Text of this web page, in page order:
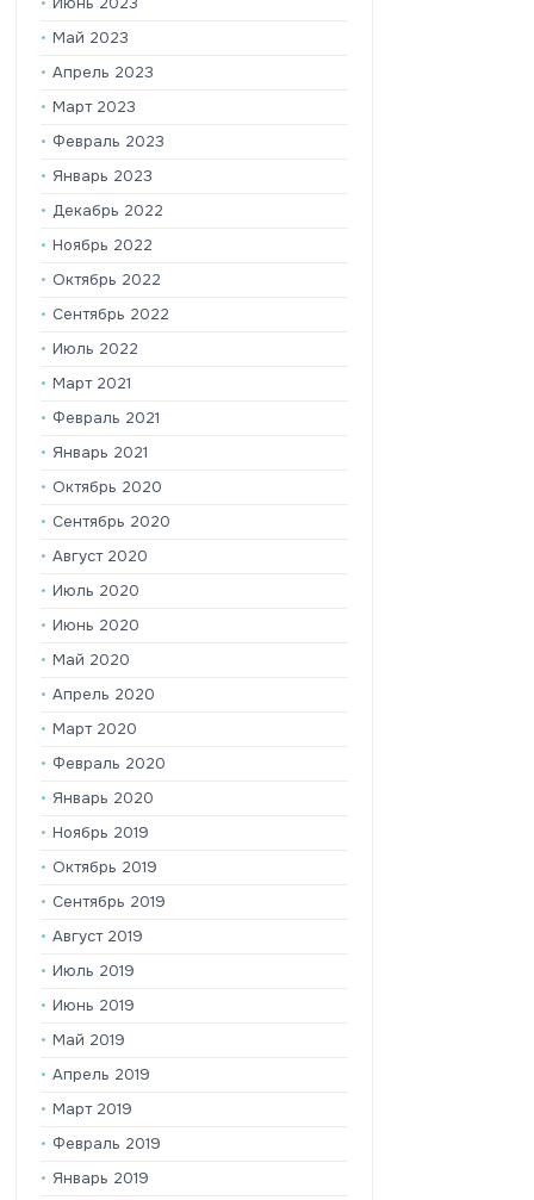
Май 2023
Апрель 2023
Март 2023
Февраль 2023
Январь 2023
Декабрь 2022
Ноябрь 2022
Октябрь 2022
Сентябрь 2022
Июль 2022
Март 2021
Февраль 2021
Январь 2021
Октябрь 2020
Сентябрь 2020
Август 2020
Июль 2020
Июнь 2020
Май 2020
Апрель 2020
Март 2020
Февраль 2020
Январь 2020
Ноябрь 2019
Октябрь 2019
Сентябрь 2019
Август 2019
Июль 2019
Июнь 2019
Май 2019
Апрель 2019
Март 2019
Февраль 2019
Январь 2019